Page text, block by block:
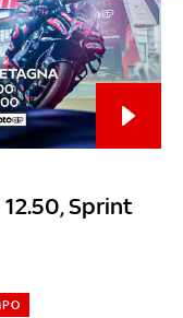
Sprint